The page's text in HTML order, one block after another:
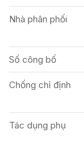
Nhà phân phối
Số công bố
Chống chỉ định
Tác dụng phụ